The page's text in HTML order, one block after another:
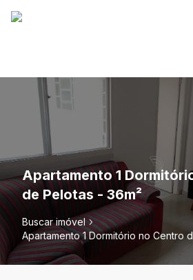
Apartamento 1
de Pelotas - 36m²
Buscar imóvel
Apartamento 1 Dormitório no Centro